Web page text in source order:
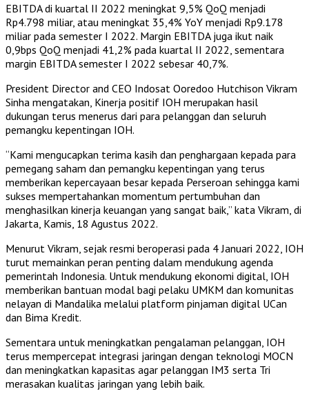
EBITDA di kuartal II 2022 meningkat 9,5% QoQ menjadi
Rp4.798 miliar, atau meningkat 35,4% YoY menjadi Rp9.178
miliar pada semester I 2022. Margin EBITDA juga ikut naik
0,9bps QoQ menjadi 41,2% pada kuartal II 2022, sementara
margin EBITDA semester I 2022 sebesar 40,7%.
President Director and CEO Indosat Ooredoo Hutchison Vikram
Sinha mengatakan, Kinerja positif IOH merupakan hasil
dukungan terus menerus dari para pelanggan dan seluruh
pemangku kepentingan IOH.
“Kami mengucapkan terima kasih dan penghargaan kepada para
pemegang saham dan pemangku kepentingan yang terus
memberikan kepercayaan besar kepada Perseroan sehingga kami
sukses mempertahankan momentum pertumbuhan dan
menghasilkan kinerja keuangan yang sangat baik,” kata Vikram, di
Jakarta, Kamis, 18 Agustus 2022.
Menurut Vikram, sejak resmi beroperasi pada 4 Januari 2022, IOH
turut memainkan peran penting dalam mendukung agenda
pemerintah Indonesia. Untuk mendukung ekonomi digital, IOH
memberikan bantuan modal bagi pelaku UMKM dan komunitas
nelayan di Mandalika melalui platform pinjaman digital UCan
dan Bima Kredit.
Sementara untuk meningkatkan pengalaman pelanggan, IOH
terus mempercepat integrasi jaringan dengan teknologi MOCN
dan meningkatkan kapasitas agar pelanggan IM3 serta Tri
merasakan kualitas jaringan yang lebih baik.